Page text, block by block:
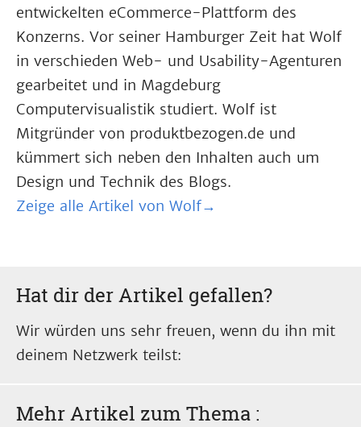
entwickelten eCommerce-Plattform des
Konzerns. Vor seiner Hamburger Zeit hat Wolf
in verschieden Web- und Usability-Agenturen
gearbeitet und in Magdeburg
Computervisualistik studiert. Wolf ist
Mitgründer von produktbezogen.de und
kümmert sich neben den Inhalten auch um
Design und Technik des Blogs.
Zeige alle Artikel von Wolf→
Hat dir der Artikel gefallen?
Wir würden uns sehr freuen, wenn du ihn mit
deinem Netzwerk teilst:
Mehr Artikel zum Thema :